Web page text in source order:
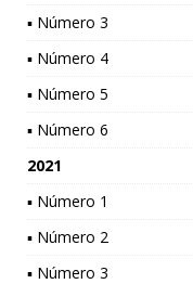
▪ Número 3
▪ Número 4
▪ Número 5
▪ Número 6
2021
▪ Número 1
▪ Número 2
▪ Número 3